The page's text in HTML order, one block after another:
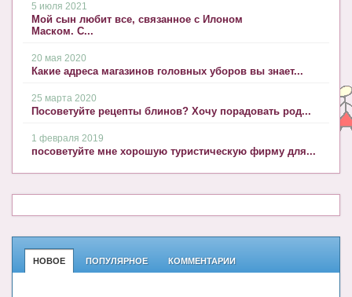
Сотрудничество. Авторам
5 июля 2021
Мой сын любит все, связанное с Илоном
Маском. С...
20 мая 2020
Какие адреса магазинов головных уборов вы знает...
25 марта 2020
Посоветуйте рецепты блинов? Хочу порадовать род...
1 февраля 2019
посоветуйте мне хорошую туристическую фирму для...
НОВОЕ ПОПУЛЯРНОЕ КОММЕНТАРИИ